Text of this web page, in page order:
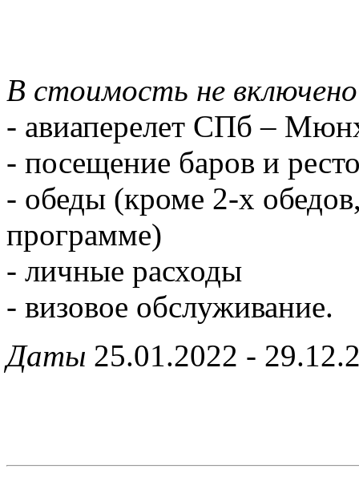
В стоимость не включено
- авиаперелет СПб –
- посещение баров и
- обеды (кроме 2-х
программе)
- личные расходы
- визовое обслуживание.
Даты 25.01.2022 -